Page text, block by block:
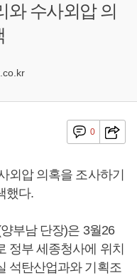
와 수사외압 의
0
외압 의혹을 조사하기
했다.
부남 단장)은 3월26
정부 세종청사에 위치
석탄산업과와 기획조